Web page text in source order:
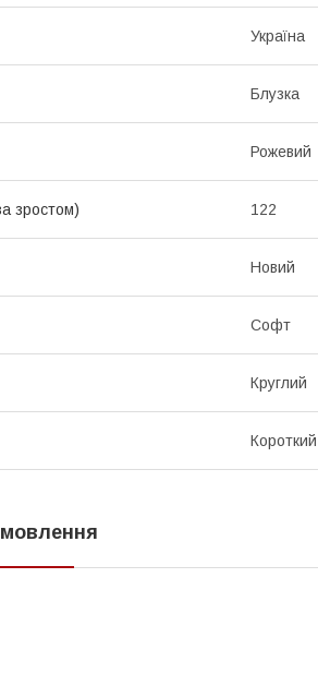
Україна
Блузка
Рожевий
зростом) 122
Новий
Софт
Круглий
Короткий